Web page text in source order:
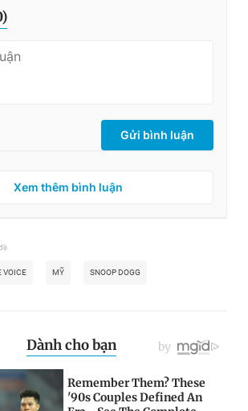
)
Gửi bình luận
Xem thêm bình luận
VOICE MỸ SNOOP DOGG